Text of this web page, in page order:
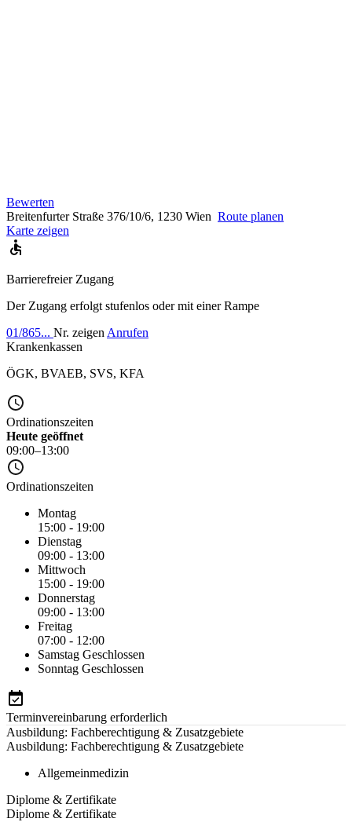
Bewerten
Breitenfurter Straße 376/10/6, 1230 Wien Route planen
Karte zeigen
Barrierefreier Zugang
Der Zugang erfolgt stufenlos oder mit einer Rampe
01/865... Nr. zeigen Anrufen
Krankenkassen
ÖGK, BVAEB, SVS, KFA
Ordinationszeiten
Heute geöffnet
09:00–13:00
Ordinationszeiten
Montag
15:00 - 19:00
Dienstag
09:00 - 13:00
Mittwoch
15:00 - 19:00
Donnerstag
09:00 - 13:00
Freitag
07:00 - 12:00
Samstag Geschlossen
Sonntag Geschlossen
Terminvereinbarung erforderlich
Ausbildung: Fachberechtigung & Zusatzgebiete
Ausbildung: Fachberechtigung & Zusatzgebiete
Allgemeinmedizin
Diplome & Zertifikate
Diplome & Zertifikate